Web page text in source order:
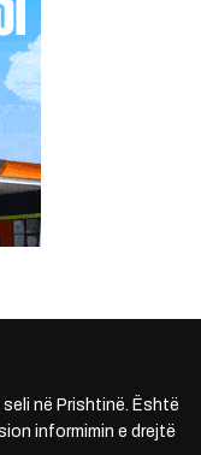
në Prishtinë. Është
informimin e drejtë